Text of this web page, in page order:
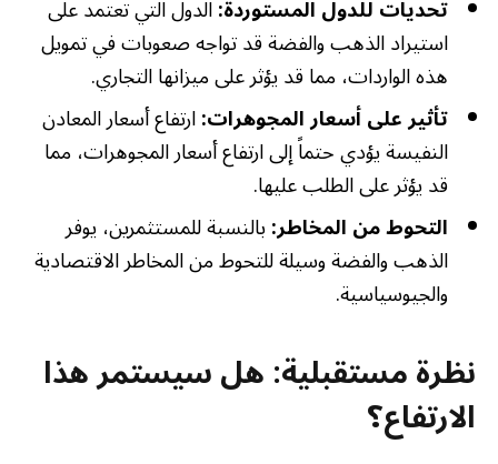
تحديات للدول المستوردة:الدول التي تعتمد على
استيراد الذهب والفضة قد تواجه صعوبات في تمويل
هذه الواردات، مما قد يؤثر على ميزانها التجاري.
تأثير على أسعار المجوهرات:ارتفاع أسعار المعادن
النفيسة يؤدي حتماً إلى ارتفاع أسعار المجوهرات، مما
قد يؤثر على الطلب عليها.
التحوط من المخاطر:بالنسبة للمستثمرين، يوفر
الذهب والفضة وسيلة للتحوط من المخاطر الاقتصادية
والجيوسياسية.
نظرة مستقبلية: هل سيستمر هذا
الارتفاع؟